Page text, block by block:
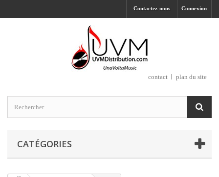
Connexion
Contactez-nous
contact plan du site
CATÉGORIES